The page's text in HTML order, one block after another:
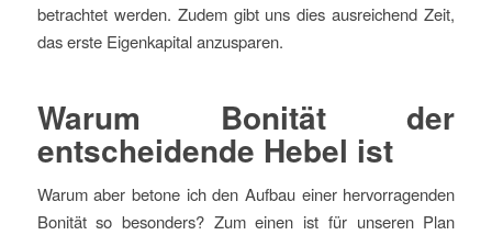
betrachtet werden. Zudem gibt uns dies ausreichend Zeit,
das erste Eigenkapital anzusparen.
Warum Bonität der
entscheidende Hebel ist
Warum aber betone ich den Aufbau einer hervorragenden
Bonität so besonders? Zum einen ist für unseren Plan